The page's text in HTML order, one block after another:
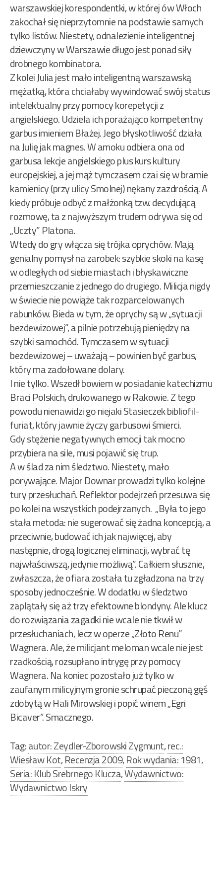
warszawskiej korespondentki, w której ów Włoch
zakochał się nieprzytomnie na podstawie samych
tylko listów. Niestety, odnalezienie inteligentnej
dziewczyny w Warszawie długo jest ponad siły
drobnego kombinatora.
Z kolei Julia jest mało inteligentną warszawską
mężatką, która chciałaby wywindować swój status
intelektualny przy pomocy korepetycji z
angielskiego. Udziela ich porażająco kompetentny
garbus imieniem Błażej. Jego błyskotliwość działa
na Julię jak magnes. W amoku odbiera ona od
garbusa lekcje angielskiego plus kurs kultury
europejskiej, a jej mąż tymczasem czai się w bramie
kamienicy (przy ulicy Smolnej) nękany zazdrością. A
kiedy próbuje odbyć z małżonką tzw. decydującą
rozmowę, ta z najwyższym trudem odrywa się od
„Uczty” Platona.
Wtedy do gry włącza się trójka oprychów. Mają
genialny pomysł na zarobek: szybkie skoki na kasę
w odległych od siebie miastach i błyskawiczne
przemieszczanie z jednego do drugiego. Milicja nigdy
w świecie nie powiąże tak rozparcelowanych
rabunków. Bieda w tym, że oprychy są w „sytuacji
bezdewizowej”, a pilnie potrzebują pieniędzy na
szybki samochód. Tymczasem w sytuacji
bezdewizowej – uważają – powinien być garbus,
który ma zadołowane dolary.
I nie tylko. Wszedł bowiem w posiadanie katechizmu
Braci Polskich, drukowanego w Rakowie. Z tego
powodu nienawidzi go niejaki Stasieczek bibliofil-
furiat, który jawnie życzy garbusowi śmierci.
Gdy stężenie negatywnych emocji tak mocno
przybiera na sile, musi pojawić się trup.
A w ślad za nim śledztwo. Niestety, mało
porywające. Major Downar prowadzi tylko kolejne
tury przesłuchań. Reflektor podejrzeń przesuwa się
po kolei na wszystkich podejrzanych. „Była to jego
stała metoda: nie sugerować się żadna koncepcją, a
przeciwnie, budować ich jak najwięcej, aby
następnie, drogą logicznej eliminacji, wybrać tę
najwłaściwszą, jedynie możliwą”. Całkiem słusznie,
zwłaszcza, że ofiara została tu zgładzona na trzy
sposoby jednocześnie. W dodatku w śledztwo
zaplątały się aż trzy efektowne blondyny. Ale klucz
do rozwiązania zagadki nie wcale nie tkwił w
przesłuchaniach, lecz w operze „Złoto Renu”
Wagnera. Ale, że milicjant meloman wcale nie jest
rzadkością, rozsupłano intrygę przy pomocy
Wagnera. Na koniec pozostało już tylko w
zaufanym milicyjnym gronie schrupać pieczoną gęś
zdobytą w Hali Mirowskiej i popić winem „Egri
Bicaver”. Smacznego.
Tag:autor: Zeydler-Zborowski Zygmunt,rec.:
Wiesław Kot,Recenzja 2009,Rok wydania: 1981,
Seria: Klub Srebrnego Klucza,Wydawnictwo:
Wydawnictwo Iskry